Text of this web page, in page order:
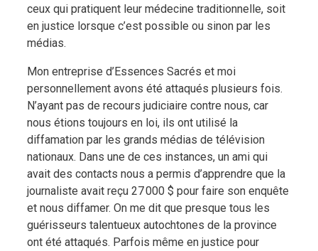
ceux qui pratiquent leur médecine traditionnelle, soit
en justice lorsque c’est possible ou sinon par les
médias.
Mon entreprise d’Essences Sacrés et moi
personnellement avons été attaqués plusieurs fois.
N’ayant pas de recours judiciaire contre nous, car
nous étions toujours en loi, ils ont utilisé la
diffamation par les grands médias de télévision
nationaux. Dans une de ces instances, un ami qui
avait des contacts nous a permis d’apprendre que la
journaliste avait reçu 27 000 $ pour faire son enquête
et nous diffamer. On me dit que presque tous les
guérisseurs talentueux autochtones de la province
ont été attaqués. Parfois même en justice pour